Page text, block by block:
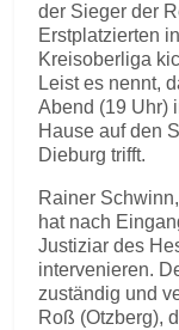
der Sieger der
Erstplatzierten
Kreisoberliga
Leist es nennt,
Abend (19 Uhr)
Hause auf den
Dieburg trifft.
Rainer
hat nach
Justiziar des
intervenieren.
zuständig und
Roß (Otzberg),